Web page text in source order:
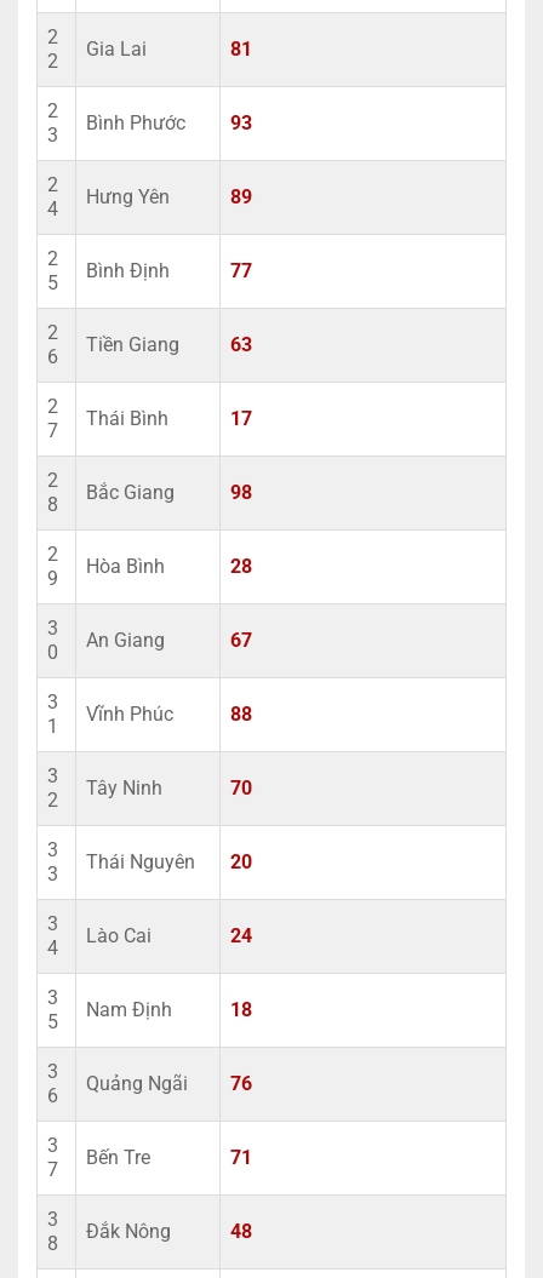
2
2
Gia Lai 81
2
3
Bình Phước 93
2
4
Hưng Yên 89
2
5
Bình Định 77
2
6
Tiền Giang 63
2
7
Thái Bình 17
2
8
Bắc Giang 98
2
9
Hòa Bình 28
3
0
An Giang 67
3
1
Vĩnh Phúc 88
3
2
Tây Ninh 70
3
3
Thái Nguyên 20
3
4
Lào Cai 24
3
5
Nam Định 18
3
6
Quảng Ngãi 76
3
7
Bến Tre 71
3
8
Đắk Nông 48